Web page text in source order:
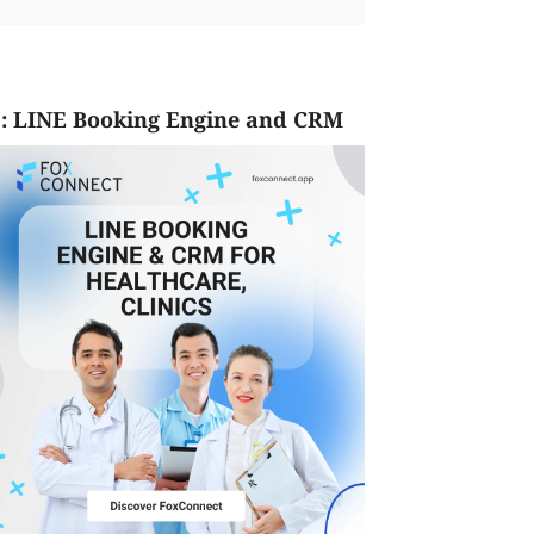
LINE Booking Engine and CRM